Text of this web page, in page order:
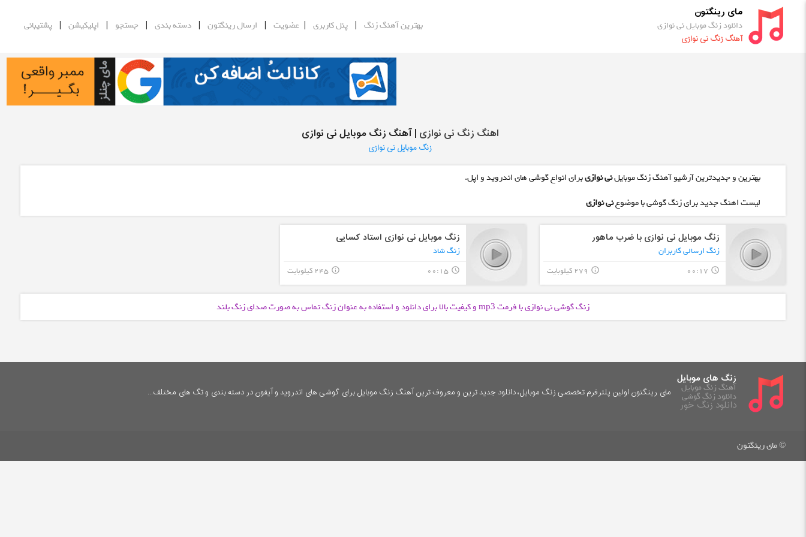
مای رینگتون
دانلود زنگ موبایل نی نوازی
آهنگ زنگ نی نوازی
بهترین آهنگ زنگ |پنل کاربری | عضویت | ارسال رینگتون |دسته بندی | جستجو | اپلیکیشن |پشتیبانی
اهنگ زنگ نی نوازی | آهنگ زنگ موبایل نی نوازی
زنگ موبایل نی نوازی
بهترین و جدیدترین آرشیو آهنگ زنگ موبایلنی نوازیبرای انواع گوشی های اندروید و اپل.
لیست اهنگ جدید برای زنگ گوشی با موضوعنی نوازی
زنگ موبایل نی نوازی با ضرب ماهور
زنگ ارسالی کاربران
query_builder
00:17 279 کیلوبایت info_outline
زنگ موبایل نی نوازی استاد کسایی
زنگ شاد
query_builder
00:15 245 کیلوبایتinfo_outline
زنگ گوشی نی نوازی با فرمت mp3 و کیفیت بالا برای دانلود و استفاده به عنوان زنگ تماس به صورت صدای زنگ بلند
زنگ های موبایل
آهنگ زنگ موبایل
دانلود زنگ گوشی
دانلود زنگ خور
مای رینگتون اولین پلترفرم تخصصی زنگ موبایل، دانلود جدید ترین و معروف ترین آهنگ زنگ موبایل برای گوشی های اندروید و آیفون در دسته بندی و تگ های مختلف...
© مای رینگتون